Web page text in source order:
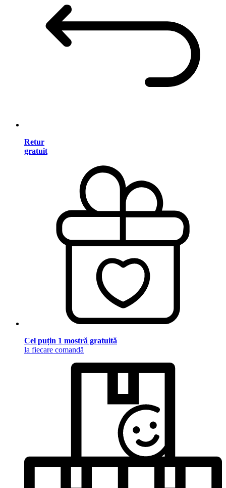
Retur
gratuit
Cel puțin 1 mostră gratuită
la fiecare comandă